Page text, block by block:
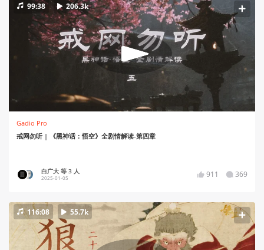
99:38 206.3k
Gadio Pro
戒网勿听 | 《黑神话：悟空》全剧情解读-第四章
白广大 等 3 人
2025-01-05 911 369
116:08 55.7k